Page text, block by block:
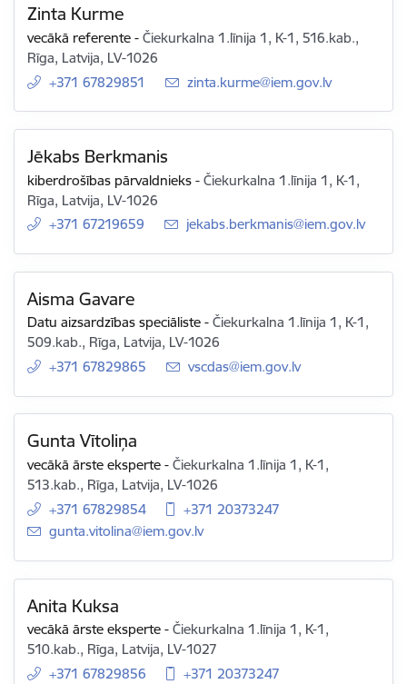
Zinta Kurme
vecākā referente -Čiekurkalna 1.līnija 1, K-1, 516.kab.,
Rīga, Latvija, LV-1026
+371 67829851
E-pasts:
zinta.kurme@iem.gov.lv
Jēkabs Berkmanis
kiberdrošības pārvaldnieks -Čiekurkalna 1.līnija 1, K-1,
Rīga, Latvija, LV-1026
+371 67219659
E-pasts:
jekabs.berkmanis@iem.gov.lv
Aisma Gavare
Datu aizsardzības speciāliste -Čiekurkalna 1.līnija 1, K-1,
509.kab., Rīga, Latvija, LV-1026
+371 67829865
E-pasts:
vscdas@iem.gov.lv
Gunta Vītoliņa
vecākā ārste eksperte -Čiekurkalna 1.līnija 1, K-1,
513.kab., Rīga, Latvija, LV-1026
+371 67829854
+371 20373247
E-pasts:
gunta.vitolina@iem.gov.lv
Anita Kuksa
vecākā ārste eksperte -Čiekurkalna 1.līnija 1, K-1,
510.kab., Rīga, Latvija, LV-1027
+371 67829856
+371 20373247